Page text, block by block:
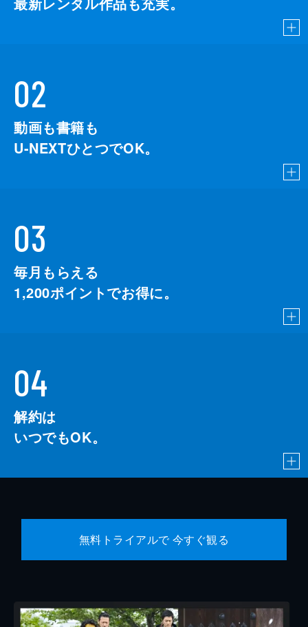
02
動画も書籍も
U-NEXTひとつでOK。
03
毎月もらえる
1,200ポイントでお得に。
04
解約は
いつでもOK。
無料トライアルで 今すぐ観る